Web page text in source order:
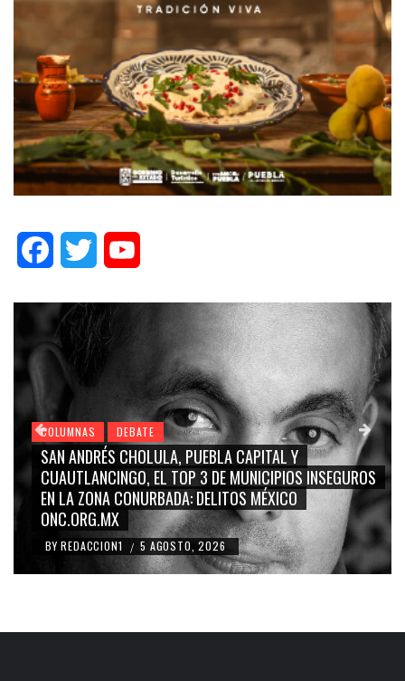
FacebookTwitter
COLUMNAS DEBATE
GRACE PALOMARES, NAY SALVATORI, SERGIO MAYER,
CARMEN SALINAS “LA CORCHOLATA”, CUAUHTÉMOC
BLANCO, SILVIA PINAL: LA TRIVIALIZACIÓN Y
RIDICULIZACIÓN DE LA REPRESENTACIÓN CIUDADANA
BY REDACCION1 / 4 AGOSTO, 2026